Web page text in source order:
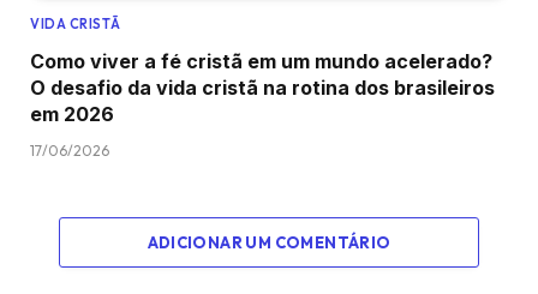
VIDA CRISTÃ
Como viver a fé cristã em um mundo acelerado?
O desafio da vida cristã na rotina dos brasileiros
em 2026
17/06/2026
ADICIONAR UM COMENTÁRIO